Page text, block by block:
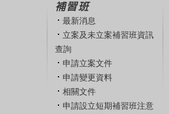
補習班
最新消息
立案及未立案補習班資訊
查詢
申請立案文件
申請變更資料
相關文件
申請設立短期補習班注意